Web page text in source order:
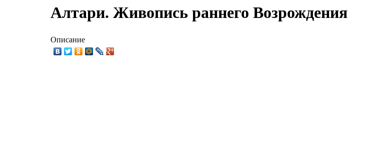
Алтари. Живопись раннего Возрождения
Описание